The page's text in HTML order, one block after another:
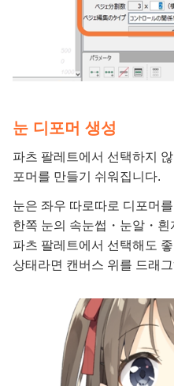
눈 디포머 생성
파츠 팔레트에서 선택하지
포머를 만들기 쉬워집니다.
눈은 좌우 따로따로 디포머
한쪽 눈의 속눈썹・눈알・
파츠 팔레트에서 선택해도
상태라면 캔버스 위를 드래